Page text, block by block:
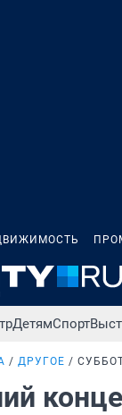
ДетямСпорт
ДРУГОЕ